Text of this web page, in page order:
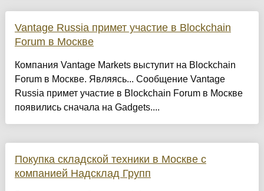
Vantage Russia примет участие в Blockchain
Forum в Москве
Компания Vantage Markets выступит на Blockchain
Forum в Москве. Являясь... Сообщение Vantage
Russia примет участие в Blockchain Forum в Москве
появились сначала на Gadgets....
Покупка складской техники в Москве с
компанией Надсклад Групп